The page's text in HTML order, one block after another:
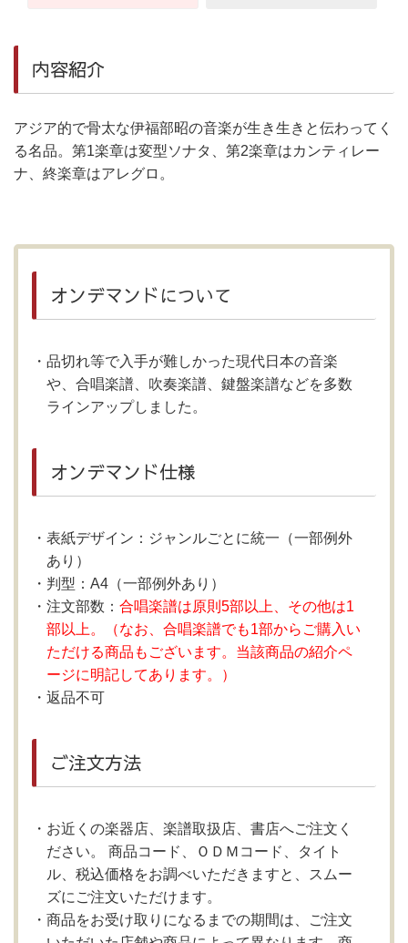
内容紹介
アジア的で骨太な伊福部昭の音楽が生き生きと伝わってく
る名品。第1楽章は変型ソナタ、第2楽章はカンティレー
ナ、終楽章はアレグロ。
オンデマンドについて
品切れ等で入手が難しかった現代日本の音楽
や、合唱楽譜、吹奏楽譜、鍵盤楽譜などを多数
ラインアップしました。
オンデマンド仕様
表紙デザイン：ジャンルごとに統一（一部例外
あり）
判型：A4（一部例外あり）
注文部数： 合唱楽譜は原則5部以上、その他は1
部以上。（なお、合唱楽譜でも1部からご購入い
ただける商品もございます。当該商品の紹介ペ
ージに明記してあります。）
返品不可
ご注文方法
お近くの楽器店、楽譜取扱店、書店へご注文く
ださい。 商品コード、ＯＤＭコード、タイト
ル、税込価格をお調べいただきますと、スムー
ズにご注文いただけます。
商品をお受け取りになるまでの期間は、ご注文